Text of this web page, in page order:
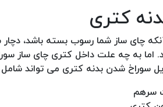
چای ساز شما رسوب بسته باشد،
اما به چه علت داخل کتری چای ساز
سوراخ شدن بدنه کتری می تواند شامل
سرهم